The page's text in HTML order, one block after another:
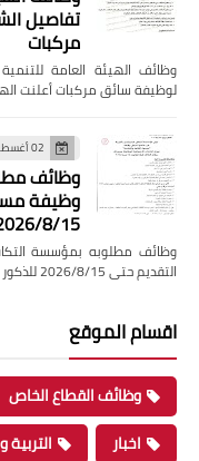
تفاصيل
مركبات
لوظيفة سائق مركبات أعلنت
02 أغسطس 2026
وظائف
وظيفة
8/15
وظائف مطلوبه بمؤسسة
التقديم حتى 2026/8/15 للذكور والإناث اعلان…
اقسام الموقع
وظائف القطاع الخاص
اخبار